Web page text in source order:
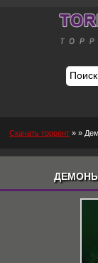
Скачать торрент » »
ДЕМОНЫ